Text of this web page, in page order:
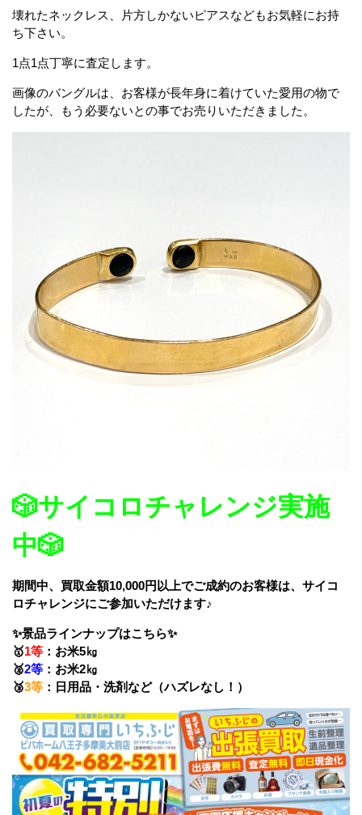
壊れたネックレス、片方しかないピアスなどもお気軽にお持
ち下さい。
1点1点丁寧に査定します。
画像のバングルは、お客様が長年身に着けていた愛用の物で
したが、もう必要ないとの事でお売りいただきました。
🎲サイコロチャレンジ実施
中🎲
期間中、買取金額10,000円以上でご成約のお客様は、サイコ
ロチャレンジにご参加いただけます♪
✨景品ラインナップはこちら✨
🥇1等 ：お米5㎏
🥈2等 ：お米2㎏
🥉3等 ：日用品・洗剤など（ハズレなし！）